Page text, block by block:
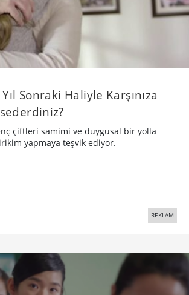
Sonraki Haliyle Karşınıza
çiftleri samimi ve duygusal bir yolla
yapmaya teşvik ediyor.
REKLAM